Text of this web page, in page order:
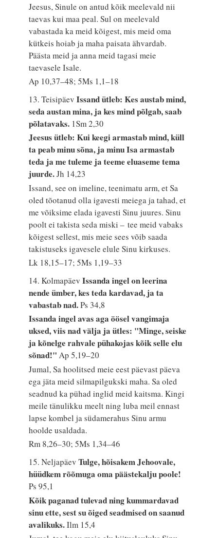
Jeesus, Sinule on antud kõik meelevald nii
taevas kui maa peal. Sul on meelevald
vabastada ka meid kõigest, mis meid oma
kütkeis hoiab ja maha paisata ähvardab.
Päästa meid ja anna meid tagasi meie
taevasele Isale.
Ap 10,37–48; 5Ms 1,1–18
13. TeisipäevIssand ütleb: Kes austab mind,
seda austan mina, ja kes mind põlgab, saab
põlatavaks. 1Sm 2,30
Jeesus ütleb: Kui keegi armastab mind, küll
ta peab minu sõna, ja minu Isa armastab
teda ja me tuleme ja teeme eluaseme tema
juurde.Jh 14,23
Issand, see on imeline, teenimatu arm, et Sa
oled tõotanud olla igavesti meiega ja tahad, et
me võiksime elada igavesti Sinu juures. Sinu
poolt ei takista seda miski – tee meid vabaks
kõigest sellest, mis meie sees võib saada
takistuseks igavesele elule Sinu kirkuses.
Lk 18,15–17; 5Ms 1,19–33
14. KolmapäevIssanda ingel on leerina
nende ümber, kes teda kardavad, ja ta
vabastab nad.Ps 34,8
Issanda ingel avas aga öösel vangimaja
uksed, viis nad välja ja ütles: "Minge, seiske
ja kõnelge rahvale pühakojas kõik selle elu
sõnad!"Ap 5,19–20
Jumal, Sa hoolitsed meie eest päevast päeva
ega jäta meid silmapilgukski maha. Sa oled
seadnud ka pühad inglid meid kaitsma. Kingi
meile tänulikku meelt ning luba meil ennast
lapse kombel ja südamerahus Sinu armu
hoolde usaldada.
Rm 8,26–30; 5Ms 1,34–46
15. NeljapäevTulge, hõisakem Jehoovale,
hüüdkem rõõmuga oma päästekalju poole!
Ps 95,1
Kõik paganad tulevad ning kummardavad
sinu ette, sest su õiged seadmised on saanud
avalikuks.Ilm 15,4